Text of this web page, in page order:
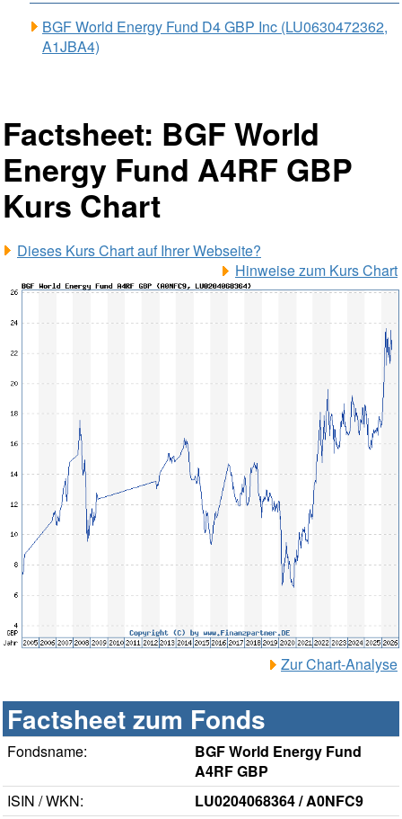
BGF World Energy Fund D4 GBP Inc (LU0630472362,
A1JBA4)
Factsheet: BGF World
Energy Fund A4RF GBP
Kurs Chart
Dieses Kurs Chart auf Ihrer Webseite?
Hinweise zum Kurs Chart
Zur Chart-Analyse
Factsheet zum Fonds
Fondsname:
BGF World Energy Fund
A4RF GBP
ISIN / WKN:
LU0204068364 / A0NFC9